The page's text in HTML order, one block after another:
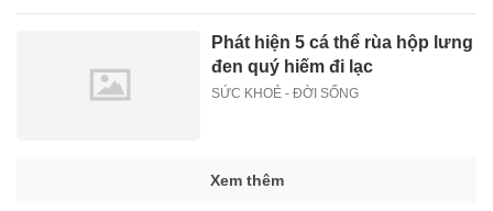
Phát hiện 5 cá thể rùa hộp lưng
đen quý hiếm đi lạc
SỨC KHOẺ - ĐỜI SỐNG
Xem thêm